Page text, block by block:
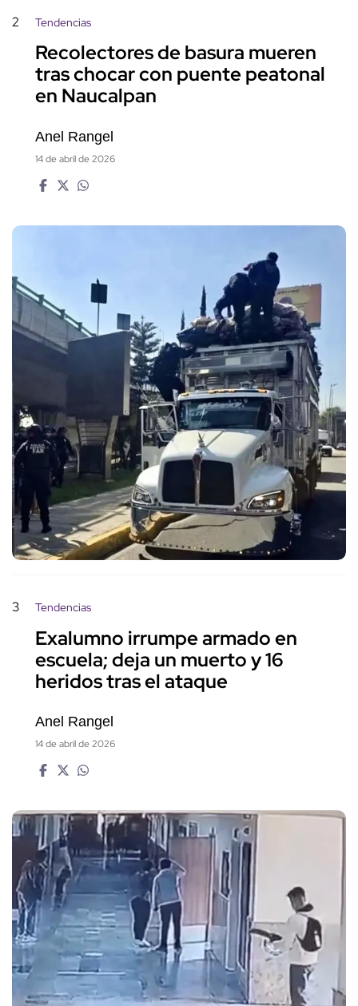
2 Tendencias
Recolectores de basura mueren
tras chocar con puente peatonal
en Naucalpan
Anel Rangel
14 de abril de 2026
3 Tendencias
Exalumno irrumpe armado en
escuela; deja un muerto y 16
heridos tras el ataque
Anel Rangel
14 de abril de 2026